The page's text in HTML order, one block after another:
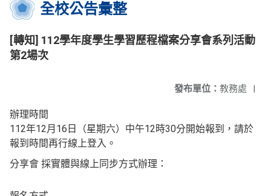
全校公告彙整
[轉知] 112學年度學生學習歷程檔案分享會系列活動
第2場次
發布單位： 教務處 |
辦理時間
112年12月16日（星期六）中午12時30分開始報到，請於
報到時間再行線上登入。
分享會 採實體與線上同步方式辦理：